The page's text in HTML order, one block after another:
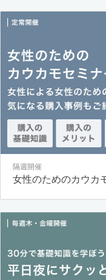
隔週開催
女性のためのカウカ